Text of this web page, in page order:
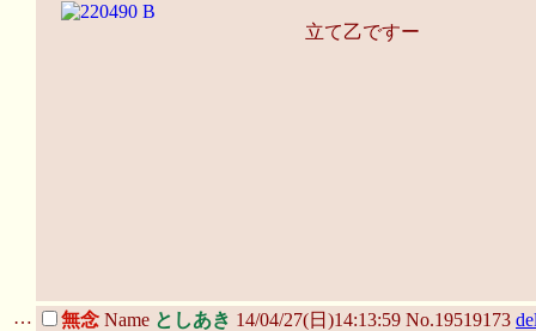
立て乙ですー
… 無念 Name としあき 14/04/27(日)14:13:59 No.19519173